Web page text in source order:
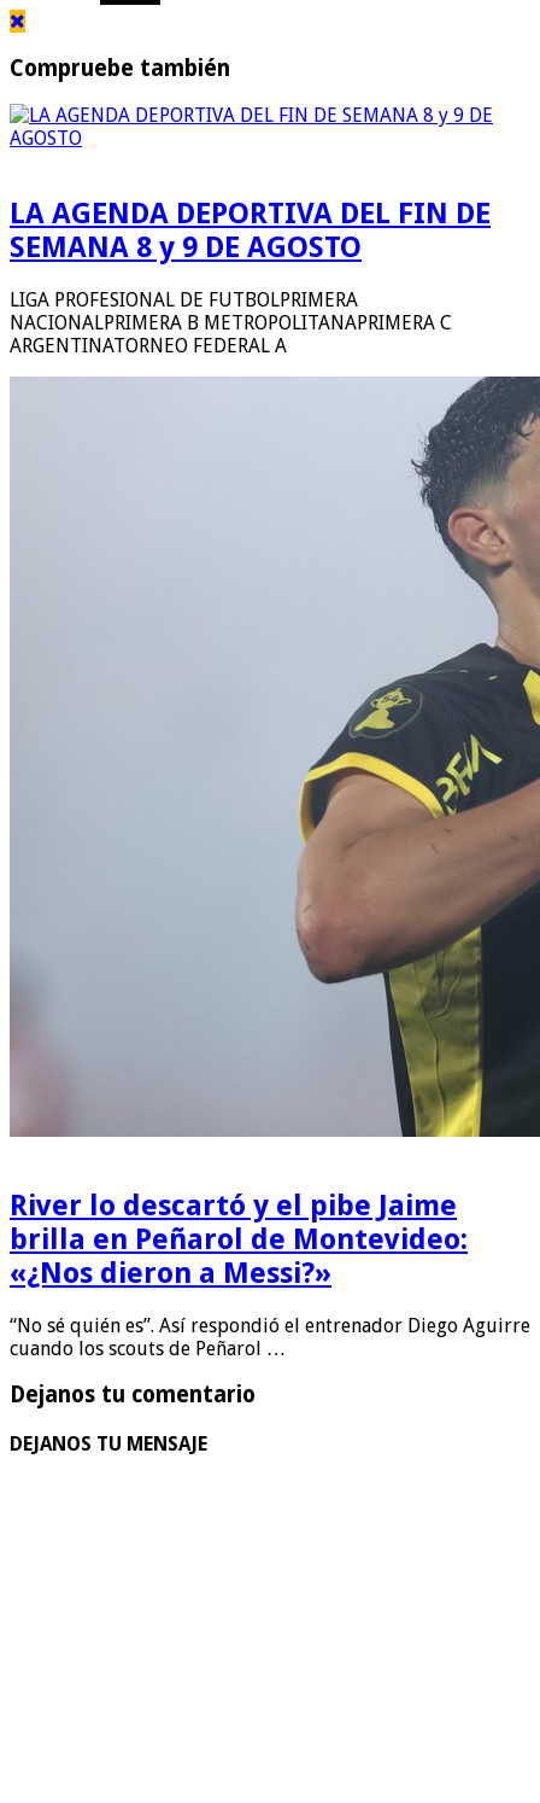
Compruebe también
LA AGENDA DEPORTIVA DEL FIN DE
SEMANA 8 y 9 DE AGOSTO
LIGA PROFESIONAL DE FUTBOLPRIMERA
NACIONALPRIMERA B METROPOLITANAPRIMERA C
ARGENTINATORNEO FEDERAL A
River lo descartó y el pibe Jaime
brilla en Peñarol de Montevideo:
«¿Nos dieron a Messi?»
“No sé quién es”. Así respondió el entrenador Diego Aguirre
cuando los scouts de Peñarol …
Dejanos tu comentario
DEJANOS TU MENSAJE